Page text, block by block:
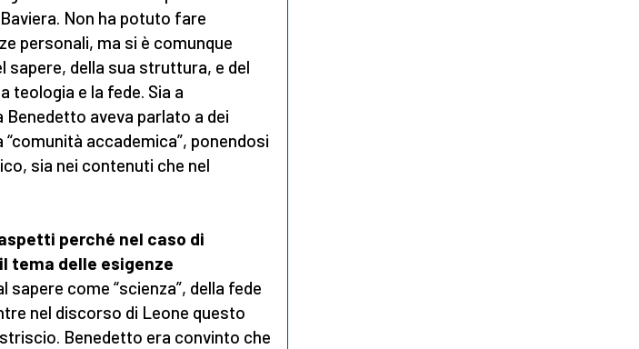
Non ha potuto fare
personali, ma si è comunque
sapere, della sua struttura, e del
teologia e la fede. Sia a
Benedetto aveva parlato a dei
“comunità accademica”, ponendosi
sia nei contenuti che nel
perché nel caso di
tema delle esigenze
sapere come “scienza”, della fede
nel discorso di Leone questo
Benedetto era convinto che